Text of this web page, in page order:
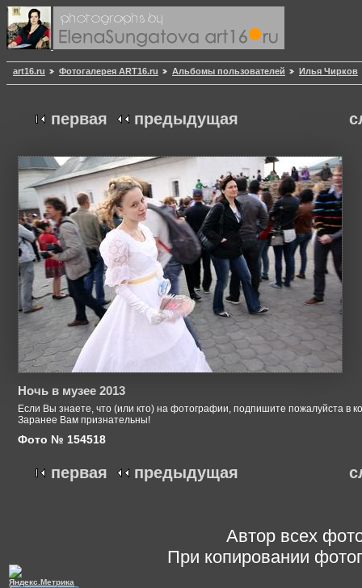
art16.ru Фотогалерея ART16.ru Альбомы пользователей Илья Чирков
первая предыдущая
Ночь в музее 2013
Если Вы знаете, что (или кто) на фотографии, подпишите пожалуйста в
Заранее Вам признательны!
Фото № 154518
первая предыдущая
Автор всех
При копировании